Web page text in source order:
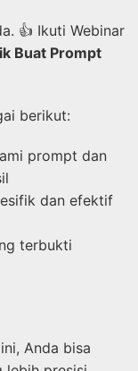
👍 Ikuti Webinar
Buat Prompt
berikut:
prompt dan
dan efektif
terbukti
Anda bisa